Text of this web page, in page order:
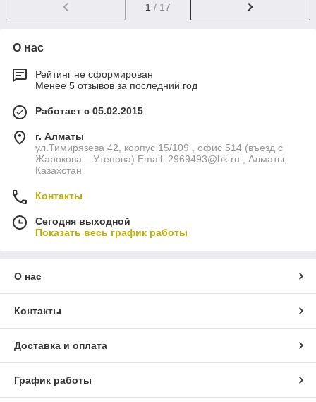
1 / 17
О нас
Рейтинг не сформирован
Менее 5 отзывов за последний год
Работает с 05.02.2015
г. Алматы
ул.Тимирязева 42, корпус 15/109 , офис 514 (въезд с
Жарокова – Утепова) Email: 2969493@bk.ru , Алматы,
Казахстан
Контакты
Сегодня выходной
Показать весь график работы
О нас
Контакты
Доставка и оплата
График работы